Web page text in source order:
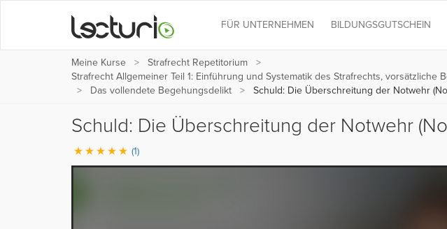
FÜR UNTERNEHMEN BILDUNGSGUTSCHEIN
Meine Kurse
Strafrecht Repetitorium
Strafrecht Allgemeiner Teil 1: Einführung und Systematik des Strafrechts,
Das vollendete Begehungsdelikt
Schuld: Die Überschreitung der Notwehr
Schuld: Die Überschreitung der Notwehr
(1)